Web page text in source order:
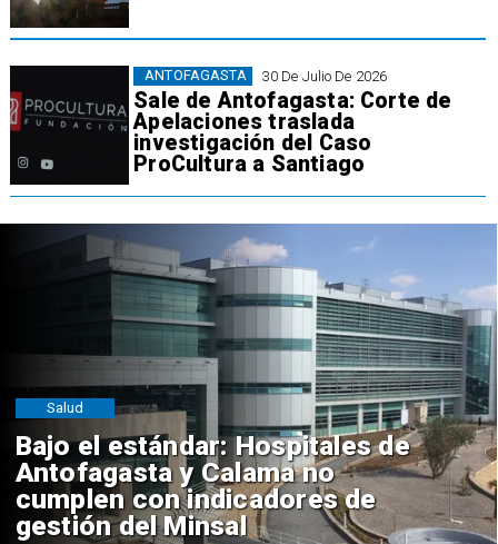
30 De Julio De 2026
Sale de Antofagasta: Corte de
Apelaciones traslada
investigación del Caso
ProCultura a Santiago
ANTOFAGASTA
Bajo el estándar: Hospitales de
Antofagasta y Calama no
cumplen con indicadores de
gestión del Minsal
Salud